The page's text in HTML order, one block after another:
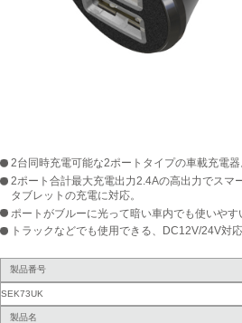
2台同時充電可能な2ポートタイプの車載充電器
2ポート合計最大充電出力2.4Aの高出力でスマ
タブレットの充電に対応。
ポートがブルーに光って暗い車内でも使いやす
トラックなどでも使用できる、DC12V/24V対応
製品番号
SEK73UK
製品名